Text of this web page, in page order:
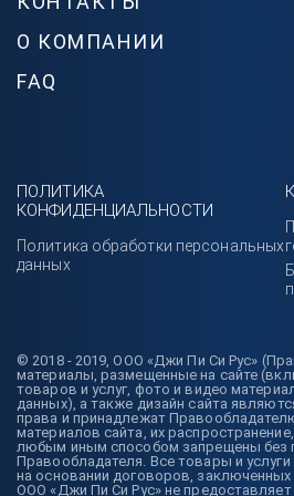
О КОМПАНИИ
FAQ
© 2018 - 2019, ООО «Джи Пи Си Рус»
материалы, размещенные на сайте
товаров и услуг, фото и видео
данных), а также дизайн сайта
права и принадлежат
материалов сайта, их
любым иным способом запрещены без
Правообладателя. Все товары и
на основании договоров,
ООО «Джи Пи Си Рус» не предоставляет
ПОЛИТИКА
КОНФИДЕНЦИАЛЬНОСТИ
Политика обработки персональных
данных